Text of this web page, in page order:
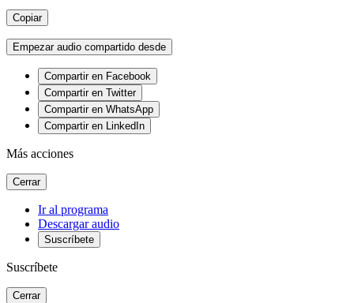
Copiar
Empezar audio compartido desde
Compartir en Facebook
Compartir en Twitter
Compartir en WhatsApp
Compartir en LinkedIn
Más acciones
Cerrar
Ir al programa
Descargar audio
Suscríbete
Suscríbete
Cerrar